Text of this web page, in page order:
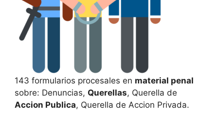
143 formularios procesales en material penal
sobre: Denuncias, Querellas, Querella de
Accion Publica, Querella de Accion Privada.